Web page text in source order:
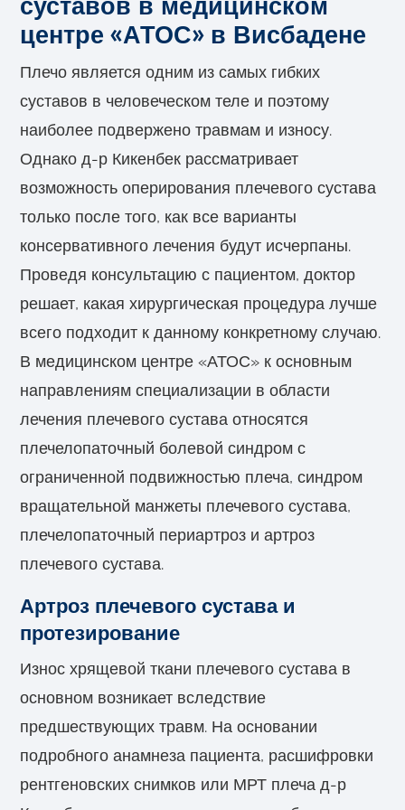
суставов в медицинском
центре «АТОС» в Висбадене
Плечо является одним из самых гибких
суставов в человеческом теле и поэтому
наиболее подвержено травмам и износу.
Однако д-р Кикенбек рассматривает
возможность оперирования плечевого сустава
только после того, как все варианты
консервативного лечения будут исчерпаны.
Проведя консультацию с пациентом, доктор
решает, какая хирургическая процедура лучше
всего подходит к данному конкретному случаю.
В медицинском центре «АТОС» к основным
направлениям специализации в области
лечения плечевого сустава относятся
плечелопаточный болевой синдром с
ограниченной подвижностью плеча, синдром
вращательной манжеты плечевого сустава,
плечелопаточный периартроз и артроз
плечевого сустава.
Артроз плечевого сустава и
протезирование
Износ хрящевой ткани плечевого сустава в
основном возникает вследствие
предшествующих травм. На основании
подробного анамнеза пациента, расшифровки
рентгеновских снимков или МРТ плеча д-р